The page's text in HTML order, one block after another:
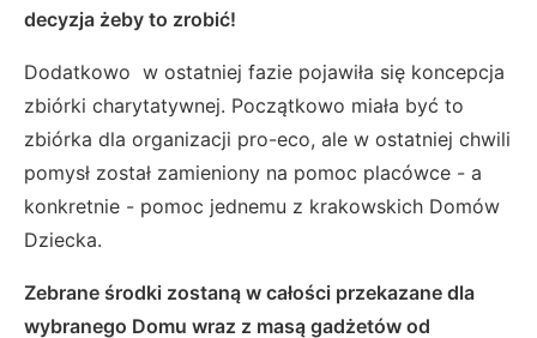
decyzja żeby to zrobić!
Dodatkowo w ostatniej fazie pojawiła się koncepcja
zbiórki charytatywnej. Początkowo miała być to
zbiórka dla organizacji pro-eco, ale w ostatniej chwili
pomysł został zamieniony na pomoc placówce - a
konkretnie - pomoc jednemu z krakowskich Domów
Dziecka.
Zebrane środki zostaną w całości przekazane dla
wybranego Domu wraz z masą gadżetów od